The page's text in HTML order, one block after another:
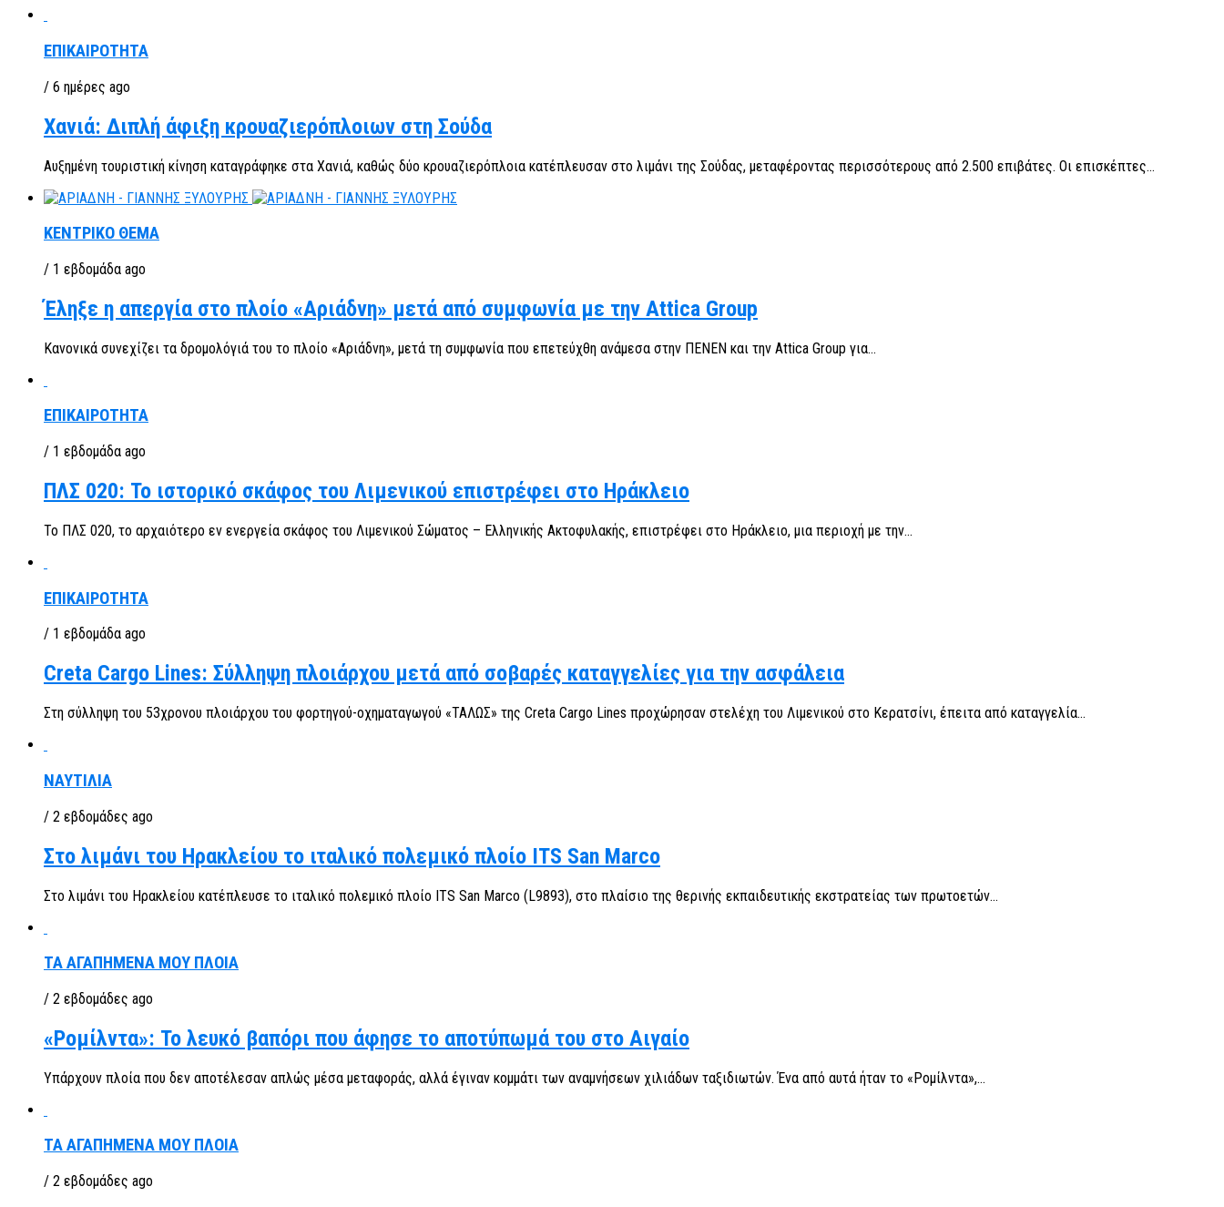
ΕΠΙΚΑΙΡΟΤΗΤΑ
/ 6 ημέρες ago
Χανιά: Διπλή άφιξη κρουαζιερόπλοιων στη Σούδα
Αυξημένη τουριστική κίνηση καταγράφηκε στα Χανιά, καθώς δύο κρουαζιερόπλοια κατέπλευσαν στο λιμάνι της Σούδας, μεταφέροντας περισσότερους από 2.500 επιβάτες. Οι επισκέπτες...
ΚΕΝΤΡΙΚΟ ΘΕΜΑ
/ 1 εβδομάδα ago
Έληξε η απεργία στο πλοίο «Αριάδνη» μετά από συμφωνία με την Attica Group
Κανονικά συνεχίζει τα δρομολόγιά του το πλοίο «Αριάδνη», μετά τη συμφωνία που επετεύχθη ανάμεσα στην ΠΕΝΕΝ και την Attica Group για...
ΕΠΙΚΑΙΡΟΤΗΤΑ
/ 1 εβδομάδα ago
ΠΛΣ 020: Το ιστορικό σκάφος του Λιμενικού επιστρέφει στο Ηράκλειο
Το ΠΛΣ 020, το αρχαιότερο εν ενεργεία σκάφος του Λιμενικού Σώματος – Ελληνικής Ακτοφυλακής, επιστρέφει στο Ηράκλειο, μια περιοχή με την...
ΕΠΙΚΑΙΡΟΤΗΤΑ
/ 1 εβδομάδα ago
Creta Cargo Lines: Σύλληψη πλοιάρχου μετά από σοβαρές καταγγελίες για την ασφάλεια
Στη σύλληψη του 53χρονου πλοιάρχου του φορτηγού-οχηματαγωγού «ΤΑΛΩΣ» της Creta Cargo Lines προχώρησαν στελέχη του Λιμενικού στο Κερατσίνι, έπειτα από καταγγελία...
ΝΑΥΤΙΛΙΑ
/ 2 εβδομάδες ago
Στο λιμάνι του Ηρακλείου το ιταλικό πολεμικό πλοίο ITS San Marco
Στο λιμάνι του Ηρακλείου κατέπλευσε το ιταλικό πολεμικό πλοίο ITS San Marco (L9893), στο πλαίσιο της θερινής εκπαιδευτικής εκστρατείας των πρωτοετών...
ΤΑ ΑΓΑΠΗΜΕΝΑ ΜΟΥ ΠΛΟΙΑ
/ 2 εβδομάδες ago
«Ρομίλντα»: Το λευκό βαπόρι που άφησε το αποτύπωμά του στο Αιγαίο
Υπάρχουν πλοία που δεν αποτέλεσαν απλώς μέσα μεταφοράς, αλλά έγιναν κομμάτι των αναμνήσεων χιλιάδων ταξιδιωτών. Ένα από αυτά ήταν το «Ρομίλντα»,...
ΤΑ ΑΓΑΠΗΜΕΝΑ ΜΟΥ ΠΛΟΙΑ
/ 2 εβδομάδες ago